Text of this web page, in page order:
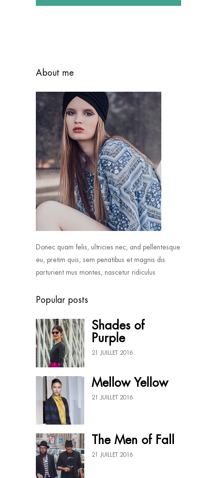
About me
Donec quam felis, ultricies nec, and pellentesque
eu, pretim quis, sem penatibus et magnis dis
parturient mus montes, nascetur ridiculus
Popular posts
Shades of
Purple
21 JUILLET 2016
Mellow Yellow
21 JUILLET 2016
The Men of Fall
21 JUILLET 2016